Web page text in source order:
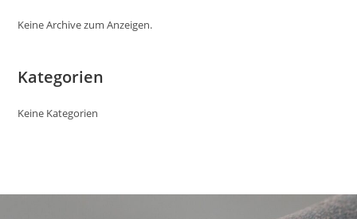
Keine Archive zum Anzeigen.
Kategorien
Keine Kategorien